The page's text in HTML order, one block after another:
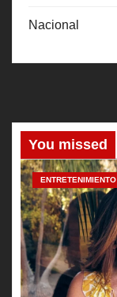
Nacional
You missed
ENTRETENIMIENTO